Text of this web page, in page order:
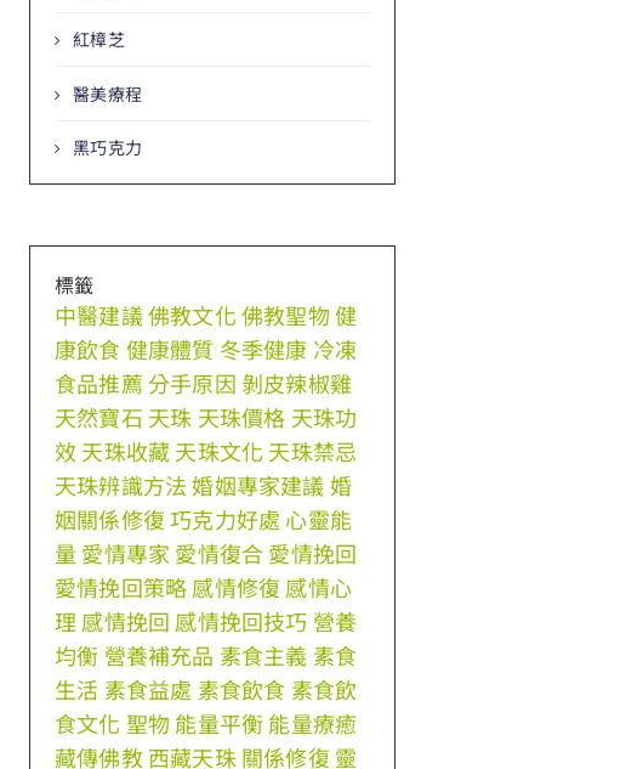
紅樟芝
醫美療程
黑巧克力
標籤
中醫建議佛教文化佛教聖物健
康飲食 健康體質 冬季健康 冷凍
食品推薦分手原因剝皮辣椒雞
天然寶石 天珠 天珠價格 天珠功
效天珠收藏天珠文化 天珠禁忌
天珠辨識方法 婚姻專家建議婚
姻關係修復 巧克力好處 心靈能
量 愛情專家愛情復合愛情挽回
愛情挽回策略感情修復 感情心
理感情挽回 感情挽回技巧 營養
均衡 營養補充品 素食主義 素食
生活 素食益處 素食飲食 素食飲
食文化 聖物能量平衡能量療癒
藏傳佛教西藏天珠關係修復 靈